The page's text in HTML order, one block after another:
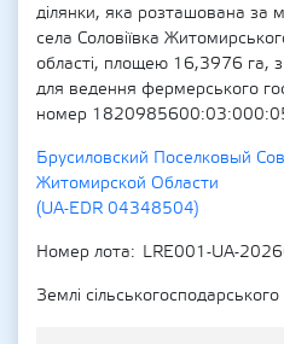
ділянки, яка розташована за
села Соловіївка
області, площею 16,3976 га,
для ведення фермерського
номер
Брусиловский Поселковый
Житомирской Области
(UA-EDR 04348504)
Номер лота
LRE001-UA-
Землі